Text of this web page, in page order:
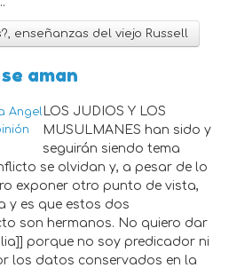
enseñanzas del viejo Russell
aman
Angel LOS JUDIOS Y LOS
MUSULMANES han sido y
seguirán siendo tema
se olvidan y, a pesar de lo
exponer otro punto de vista,
y es que estos dos
son hermanos. No quiero dar
porque no soy predicador ni
los datos conservados en la